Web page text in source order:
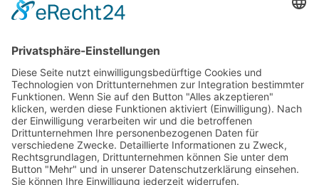
Aktuelle Nachrichten aus dem MKK-Kreis.
Kontaktiere uns:team@mkk-echo.de
JetztBericht einreichen